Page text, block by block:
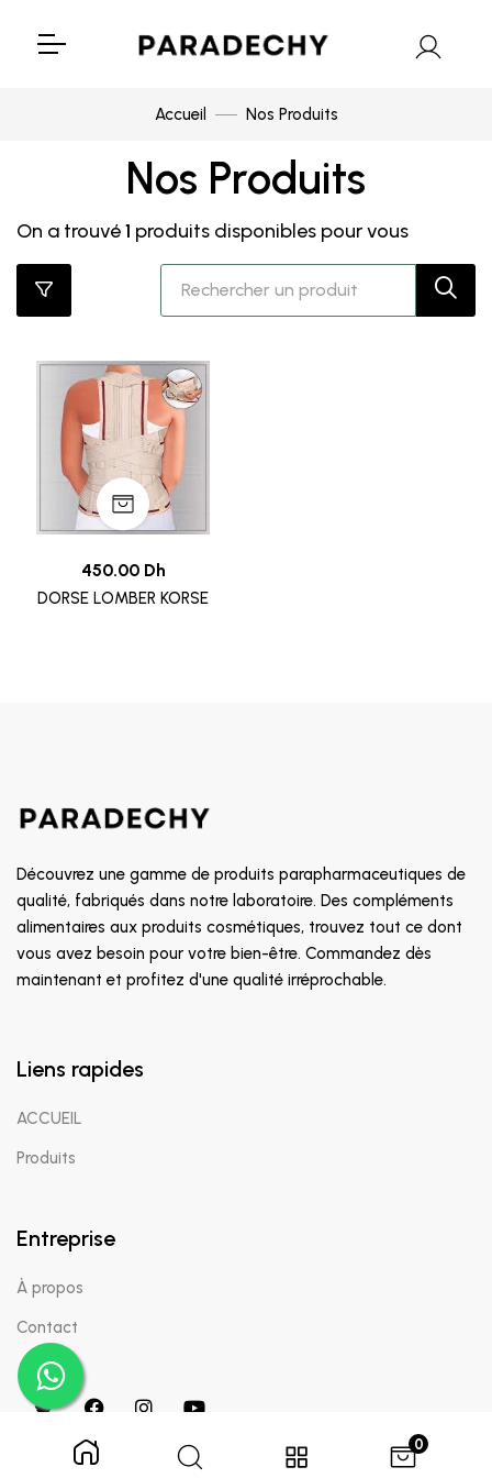
0
Accueil Nos Produits
Nos Produits
On a trouvé1 produits disponibles pour vous
450.00 Dh
DORSE LOMBER KORSE
Découvrez une gamme de produits parapharmaceutiques de
qualité, fabriqués dans notre laboratoire. Des compléments
alimentaires aux produits cosmétiques, trouvez tout ce dont
vous avez besoin pour votre bien-être. Commandez dès
maintenant et profitez d'une qualité irréprochable.
Liens rapides
ACCUEIL
Produits
Entreprise
À propos
Contact